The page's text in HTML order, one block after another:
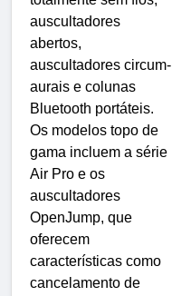
auscultadores
abertos,
auscultadores circum-
aurais e colunas
Bluetooth portáteis.
Os modelos topo de
gama incluem a série
Air Pro e os
auscultadores
OpenJump, que
oferecem
características como
cancelamento de